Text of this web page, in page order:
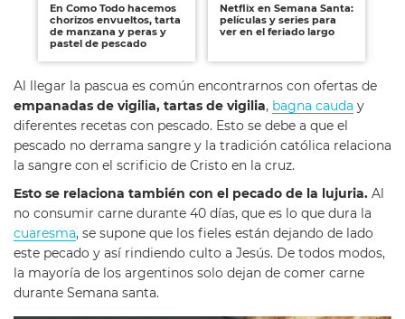
En Como Todo hacemos
chorizos envueltos, tarta
de manzana y peras y
pastel de pescado
Netflix en Semana Santa:
películas y series para
ver en el feriado largo
Al llegar la pascua es común encontrarnos con ofertas de
empanadas de vigilia, tartas de vigilia, bagna cauda y
diferentes recetas con pescado. Esto se debe a que el
pescado no derrama sangre y la tradición católica relaciona
la sangre con el scrificio de Cristo en la cruz.
Esto se relaciona también con el pecado de la lujuria. Al
no consumir carne durante 40 días, que es lo que dura la
cuaresma, se supone que los fieles están dejando de lado
este pecado y así rindiendo culto a Jesús. De todos modos,
la mayoría de los argentinos solo dejan de comer carne
durante Semana santa.